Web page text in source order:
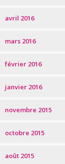
avril 2016
mars 2016
février 2016
janvier 2016
novembre 2015
octobre 2015
août 2015